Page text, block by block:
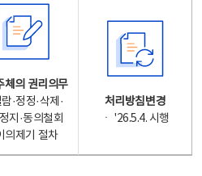
체의 권리의무
람·정정·삭제·
지·동의철회
의제기 절차
처리방침변경
ㆍ '26.5.4. 시행